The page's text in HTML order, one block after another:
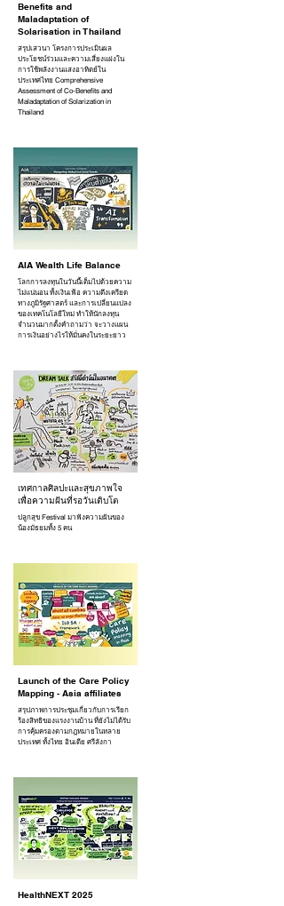
Benefits and
Maladaptation of
Solarisation in Thailand
สรุปเสวนา โครงการประเมินผล
ประโยชน์ร่วมและความเสี่ยงแฝงใน
การใช้พลังงานแสงอาทิตย์ใน
ประเทศไทย Comprehensive
Assessment of Co-Benefits and
Maladaptation of Solarization in
Thailand
AIA Wealth Life Balance
โลกการลงทุนในวันนี้เต็มไปด้วยความ
ไม่แน่นอน ทั้งเงินเฟ้อ ความตึงเครียด
ทางภูมิรัฐศาสตร์ และการเปลี่ยนแปลง
ของเทคโนโลยีใหม่ ทำให้นักลงทุน
จำนวนมากตั้งคำถามว่า จะวางแผน
การเงินอย่างไรให้มั่นคงในระยะยาว
เทศกาลศิลปะและสุขภาพใจ
เพื่อความฝันที่รอวันเติบโต
ปลูกสุข Festival มาฟังความฝันของ
น้องมัธยมทั้ง 5 คน
Launch of the Care Policy
Mapping - Asia affiliates
สรุปภาพการประชุมเกี่ยวกับการเรียก
ร้องสิทธิของแรงงานบ้าน ที่ยังไม่ได้รับ
การคุ้มครองตามกฎหมายในหลาย
ประเทศ ทั้งไทย อินเดีย ศรีลังกา
HealthNEXT 2025